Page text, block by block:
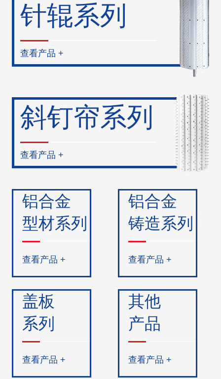
针辊系列
查看产品 +
斜钉帘系列
查看产品 +
铝合金
型材系列
查看产品 +
铝合金
铸造系列
查看产品 +
盖板
系列
查看产品 +
其他
产品
查看产品 +